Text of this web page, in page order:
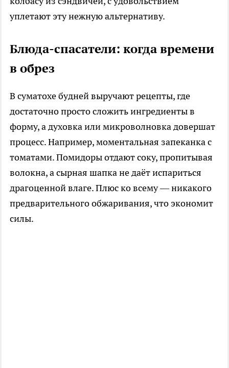
уплетают эту нежную альтернативу.
Блюда-спасатели: когда времени
в обрез
В суматохе будней выручают рецепты, где
достаточно просто сложить ингредиенты в
форму, а духовка или микроволновка довершат
процесс. Например, моментальная запеканка с
томатами. Помидоры отдают соку, пропитывая
волокна, а сырная шапка не даёт испариться
драгоценной влаге. Плюс ко всему — никакого
предварительного обжаривания, что экономит
силы.